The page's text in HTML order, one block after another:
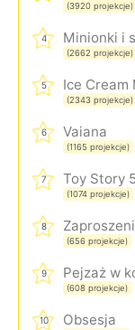
(3920 projekcje)
4 Minionki i
(2662 projekcje)
5 Ice Cream
(2343 projekcje)
6 Vaiana
(1165 projekcje)
7 Toy Story
(1074 projekcje)
8
(656 projekcje)
9 Pejzaż w
(608 projekcje)
10 Obsesja